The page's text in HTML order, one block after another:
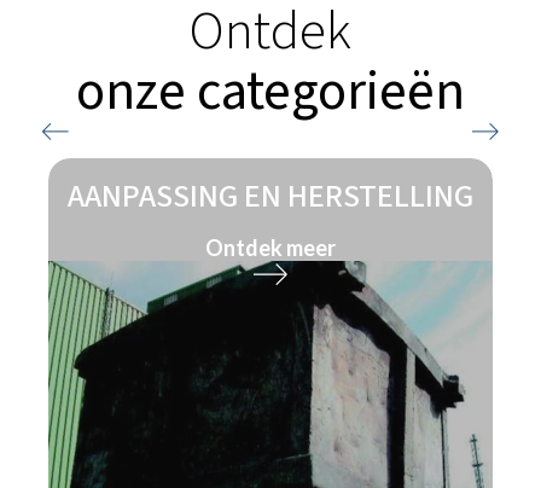
Ontdek
onze categorieën
AANPASSING EN HERSTELLING
Ontdek meer